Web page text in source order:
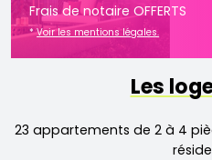
Frais de notaire OFFERTS
*Voir les mentions légales.
Les
23 appartements de 2 à 4